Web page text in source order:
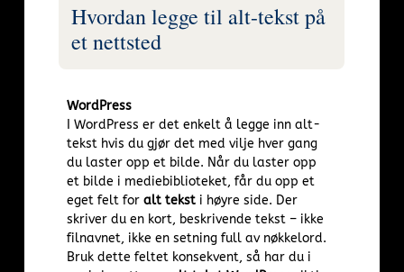
Hvordan legge til alt-tekst på
et nettsted
WordPress
I WordPress er det enkelt å legge inn alt-
tekst hvis du gjør det med vilje hver gang
du laster opp et bilde. Når du laster opp
et bilde i mediebiblioteket, får du opp et
eget felt foralt tekst i høyre side. Der
skriver du en kort, beskrivende tekst – ikke
filnavnet, ikke en setning full av nøkkelord.
Bruk dette feltet konsekvent, så har du i